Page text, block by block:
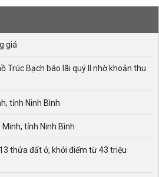
giá
Trúc Bạch báo lãi quý II nhờ khoản thu
tỉnh Ninh Bình
tỉnh Ninh Bình
thửa đất ở, khởi điểm từ 43 triệu